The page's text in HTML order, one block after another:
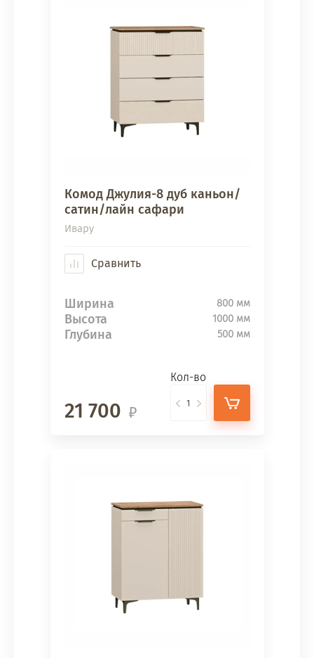
Комод Джулия-8 дуб каньон/
сатин/лайн сафари
Ивару
Сравнить
Ширина 800 мм
Высота 1000 мм
Глубина 500 мм
21 700
Кол-во